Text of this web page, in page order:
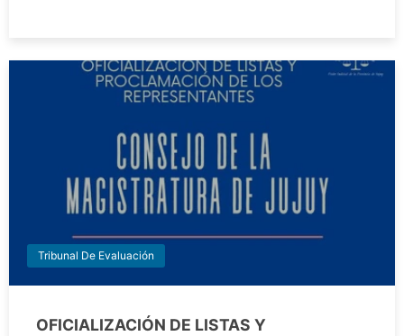
Tribunal De Evaluación
OFICIALIZACIÓN DE LISTAS Y